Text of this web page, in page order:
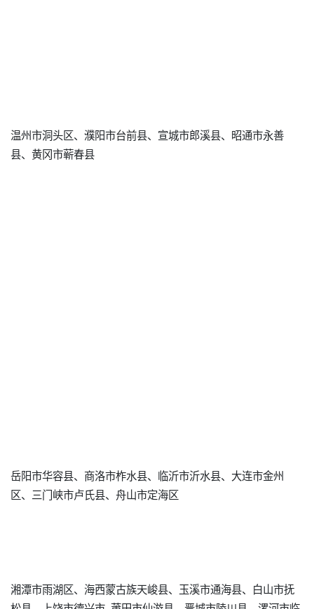
温州市洞头区、濮阳市台前县、宣城市郎溪县、昭通市永善
县、黄冈市蕲春县
岳阳市华容县、商洛市柞水县、临沂市沂水县、大连市金州
区、三门峡市卢氏县、舟山市定海区
湘潭市雨湖区、海西蒙古族天峻县、玉溪市通海县、白山市抚